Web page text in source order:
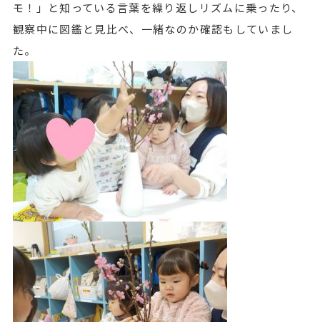
モ！」と知っている言葉を繰り返しリズムに乗ったり、
観察中に図鑑と見比べ、一緒なのか確認もしていまし
た。